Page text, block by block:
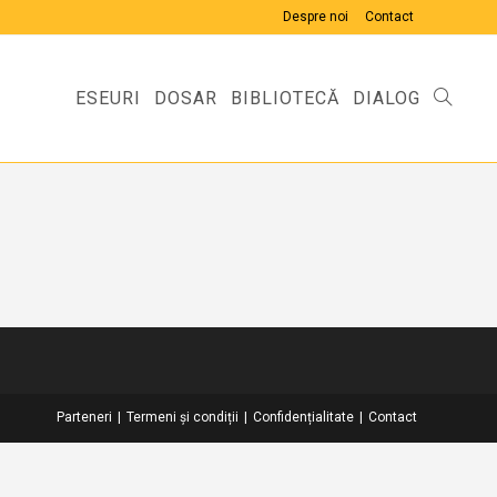
Despre noi Contact
ESEURI DOSAR BIBLIOTECĂ DIALOG TOGGLE
Parteneri Termeni și condiții Confidențialitate Contact